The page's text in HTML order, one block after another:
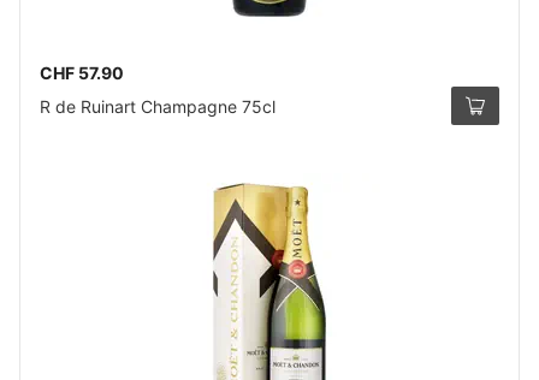
CHF 57.90
R de Ruinart Champagne 75cl